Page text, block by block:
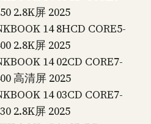
2.8K屏 2025
14 8HCD CORE5-
2.8K屏 2025
14 02CD CORE7-
高清屏 2025
14 03CD CORE7-
2.8K屏 2025